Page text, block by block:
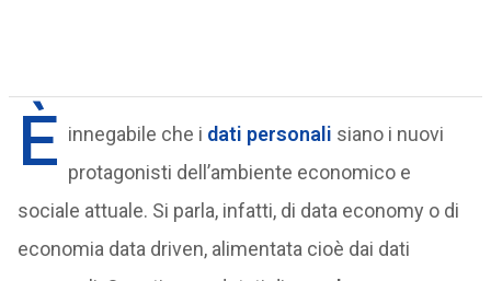
È innegabile che i dati personali siano i nuovi
protagonisti dell’ambiente economico e
sociale attuale. Si parla, infatti, di data economy o di
economia data driven, alimentata cioè dai dati